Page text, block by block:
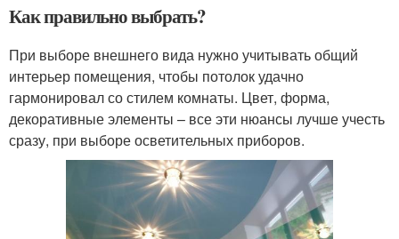
Как правильно выбрать?
При выборе внешнего вида нужно учитывать общий
интерьер помещения, чтобы потолок удачно
гармонировал со стилем комнаты. Цвет, форма,
декоративные элементы – все эти нюансы лучше учесть
сразу, при выборе осветительных приборов.